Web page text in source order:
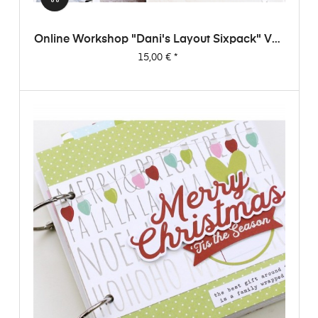
Online Workshop "Dani's Layout Sixpack" Vol.
1
Preis
15,00 €*